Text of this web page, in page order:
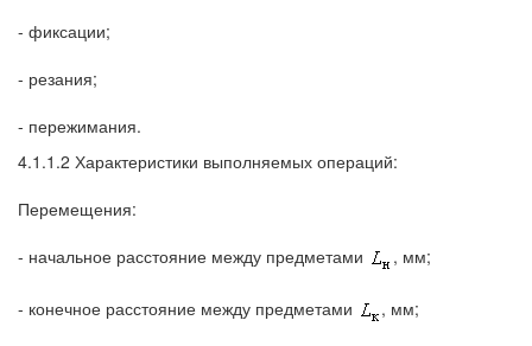
- фиксации;
- резания;
- пережимания.
4.1.1.2 Характеристики выполняемых операций:
Перемещения:
- начальное расстояние между предметами
, мм;
- конечное расстояние между предметами , мм;